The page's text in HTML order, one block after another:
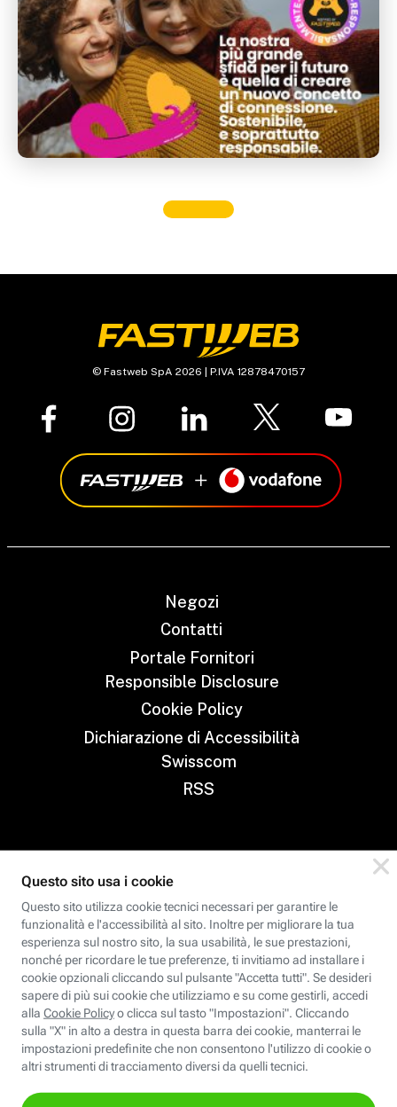
© Fastweb SpA 2026 | P.IVA 12878470157
Negozi
Contatti
Portale Fornitori
Responsible Disclosure
Cookie Policy
Dichiarazione di Accessibilità
Swisscom
RSS